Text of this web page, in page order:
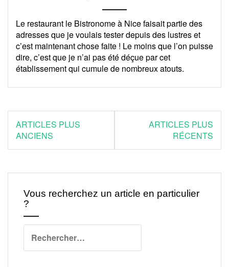
Le restaurant le Bistronome à Nice faisait partie des
adresses que je voulais tester depuis des lustres et
c’est maintenant chose faite ! Le moins que l’on puisse
dire, c’est que je n’ai pas été déçue par cet
établissement qui cumule de nombreux atouts.
Navigation
des
articles
ARTICLES PLUS
ANCIENS
ARTICLES PLUS
RÉCENTS
Vous recherchez un article en particulier
?